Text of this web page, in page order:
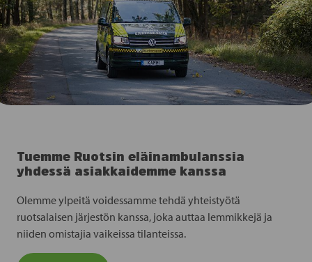
Tuemme Ruotsin eläinambulanssia
yhdessä asiakkaidemme kanssa
Olemme ylpeitä voidessamme tehdä yhteistyötä
ruotsalaisen järjestön kanssa, joka auttaa lemmikkejä ja
niiden omistajia vaikeissa tilanteissa.